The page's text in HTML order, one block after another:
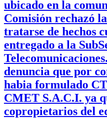
ubicado en la
Comisión rechazó
tratarse de hechos
entregado a la
denuncia que por
habia formulado
CMET S.A.C.I. ya
copropietarios del